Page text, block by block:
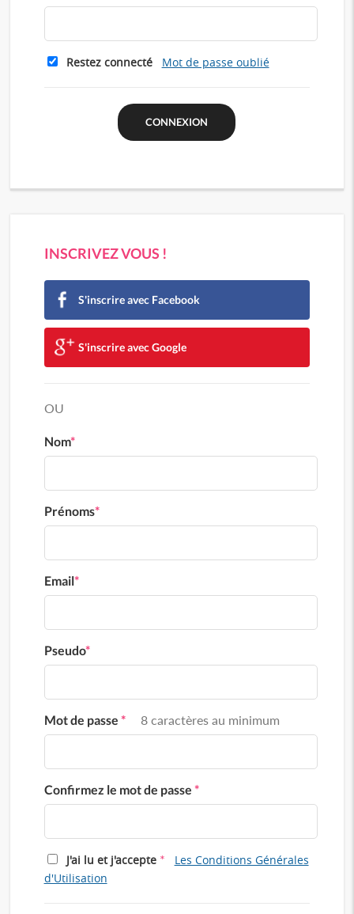
Restez connecté Mot de passe oublié
INSCRIVEZ VOUS !
S'inscrire avec Facebook
S'inscrire avec Google
OU
Nom*
Prénoms*
Email*
Pseudo*
Mot de passe * 8 caractères au minimum
Confirmez le mot de passe *
J'ai lu et j'accepte *
Les Conditions Générales
d'Utilisation